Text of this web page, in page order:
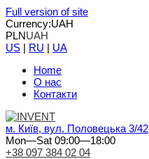
Full version of site
Currency:UAH
PLNUAH
US | RU | UA
Home
О нас
Контакти
м. Київ, вул. Половецька 3/42
Mon—Sat 09:00—18:00
+38 097 384 02 04